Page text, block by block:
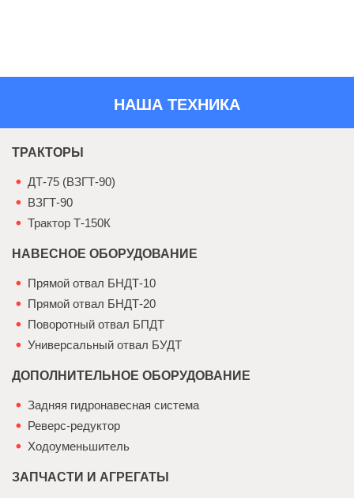
НАША ТЕХНИКА
ТРАКТОРЫ
ДТ-75 (ВЗГТ-90)
ВЗГТ-90
Трактор Т-150К
НАВЕСНОЕ ОБОРУДОВАНИЕ
Прямой отвал БНДТ-10
Прямой отвал БНДТ-20
Поворотный отвал БПДТ
Универсальный отвал БУДТ
ДОПОЛНИТЕЛЬНОЕ ОБОРУДОВАНИЕ
Задняя гидронавесная система
Реверс-редуктор
Ходоуменьшитель
ЗАПЧАСТИ И АГРЕГАТЫ